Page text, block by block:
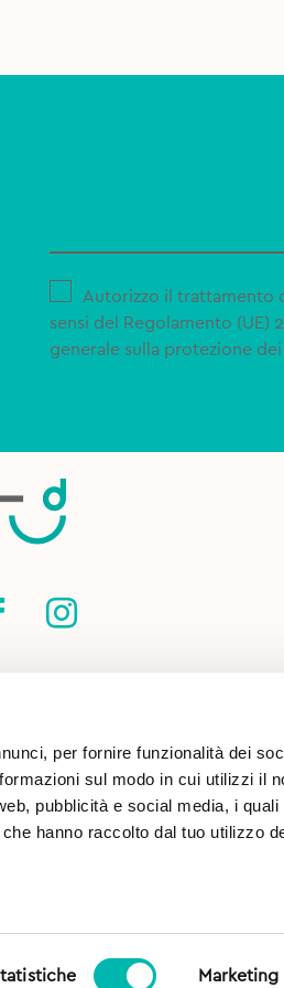
per fornire funzionalità dei
sul modo in cui utilizzi il
pubblicità e social media, i quali
hanno raccolto dal tuo utilizzo
Marketing
Autorizzo il trattamento
sensi del Regolamento (UE)
generale sulla protezione